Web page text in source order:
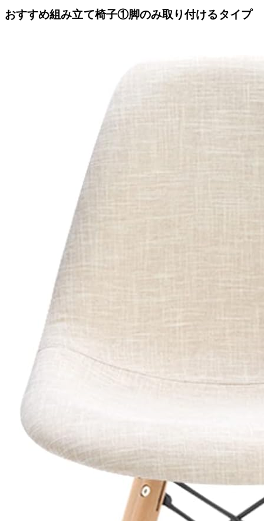
おすすめ組み立て椅子①脚のみ取り付けるタイプ